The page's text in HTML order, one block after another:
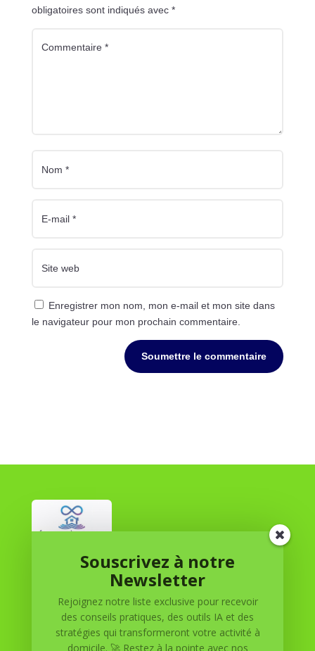
obligatoires sont indiqués avec *
Enregistrer mon nom, mon e-mail et mon site dans
le navigateur pour mon prochain commentaire.
Soumettre le commentaire
Réussite à Domicile
Réussite à Domicile est votre partenaire de confiance
pour atteindre vos objectifs depuis le confort de votre
maison. Nous offrons des solutions personnalisées pour
Souscrivez à notre
Newsletter
Rejoignez notre liste exclusive pour recevoir
des conseils pratiques, des outils IA et des
stratégies qui transformeront votre activité à
domicile. 🚀 Restez à la pointe avec nos